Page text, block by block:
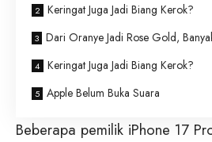
Keringat Juga Jadi Biang Kerok?
Dari Oranye Jadi Rose Gold,
Keringat Juga Jadi Biang Kerok?
Apple Belum Buka Suara
Beberapa pemilik iPhone 17